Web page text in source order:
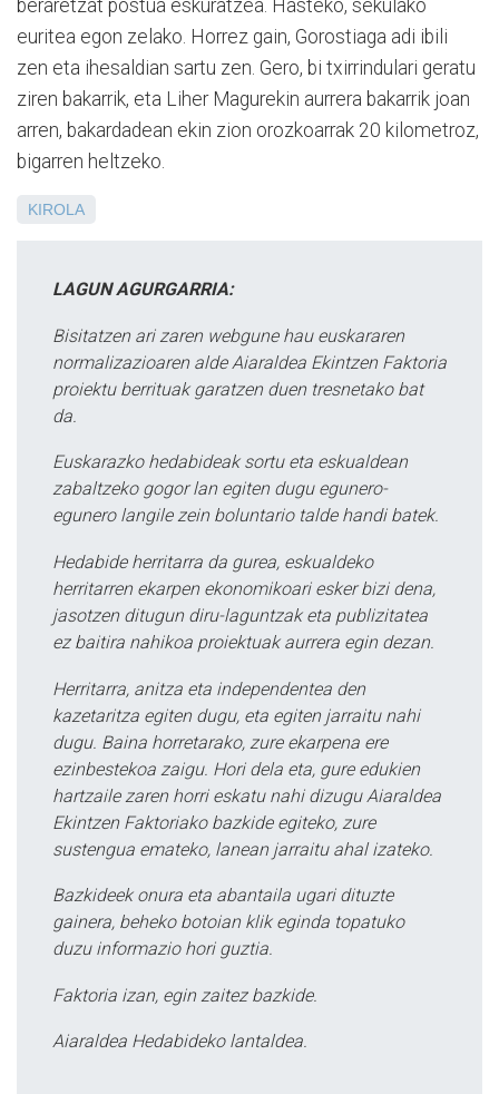
beraretzat postua eskuratzea. Hasteko, sekulako
euritea egon zelako. Horrez gain, Gorostiaga adi ibili
zen eta ihesaldian sartu zen. Gero, bi txirrindulari geratu
ziren bakarrik, eta Liher Magurekin aurrera bakarrik joan
arren, bakardadean ekin zion orozkoarrak 20 kilometroz,
bigarren heltzeko.
KIROLA
LAGUN AGURGARRIA:
Bisitatzen ari zaren webgune hau euskararen
normalizazioaren alde Aiaraldea Ekintzen Faktoria
proiektu berrituak garatzen duen tresnetako bat
da.
Euskarazko hedabideak sortu eta eskualdean
zabaltzeko gogor lan egiten dugu egunero-
egunero langile zein boluntario talde handi batek.
Hedabide herritarra da gurea, eskualdeko
herritarren ekarpen ekonomikoari esker bizi dena,
jasotzen ditugun diru-laguntzak eta publizitatea
ez baitira nahikoa proiektuak aurrera egin dezan.
Herritarra, anitza eta independentea den
kazetaritza egiten dugu, eta egiten jarraitu nahi
dugu. Baina horretarako, zure ekarpena ere
ezinbestekoa zaigu. Hori dela eta, gure edukien
hartzaile zaren horri eskatu nahi dizugu Aiaraldea
Ekintzen Faktoriako bazkide egiteko, zure
sustengua emateko, lanean jarraitu ahal izateko.
Bazkideek onura eta abantaila ugari dituzte
gainera, beheko botoian klik eginda topatuko
duzu informazio hori guztia.
Faktoria izan, egin zaitez bazkide.
Aiaraldea Hedabideko lantaldea.